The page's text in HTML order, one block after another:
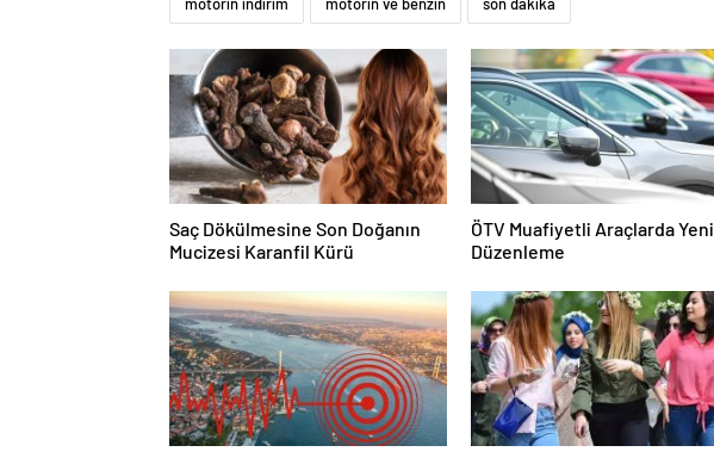
motorin indirim motorin ve benzin son dakika
Saç Dökülmesine Son Doğanın
Mucizesi Karanfil Kürü
ÖTV Muafiyetli Araçlarda Yeni
Düzenleme